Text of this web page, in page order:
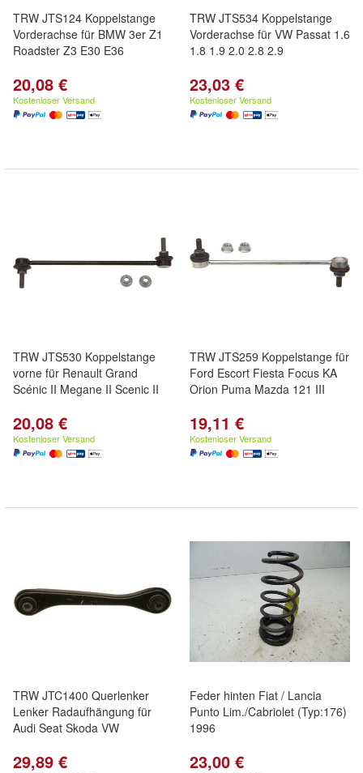
TRW JTS124 Koppelstange
Vorderachse für BMW 3er Z1
Roadster Z3 E30 E36
20,08 €
Kostenloser Versand
TRW JTS534 Koppelstange
Vorderachse für VW Passat 1.6
1.8 1.9 2.0 2.8 2.9
23,03 €
Kostenloser Versand
TRW JTS530 Koppelstange
vorne für Renault Grand
Scénic II Megane II Scenic II
20,08 €
Kostenloser Versand
TRW JTS259 Koppelstange für
Ford Escort Fiesta Focus KA
Orion Puma Mazda 121 III
19,11 €
Kostenloser Versand
TRW JTC1400 Querlenker
Lenker Radaufhängung für
Audi Seat Skoda VW
29,89 €
Feder hinten Fiat / Lancia
Punto Lim./Cabriolet (Typ:176)
1996
23,00 €